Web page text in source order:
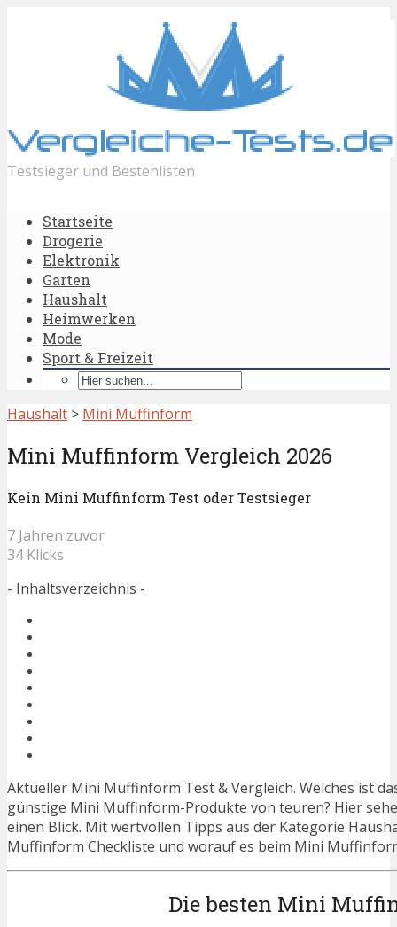
Testsieger und Bestenlisten
Startseite
Drogerie
Elektronik
Garten
Haushalt
Heimwerken
Mode
Sport & Freizeit
Haushalt > Mini Muffinform
Mini Muffinform Vergleich 2026
Kein Mini Muffinform Test oder Testsieger
7 Jahren zuvor
34 Klicks
- Inhaltsverzeichnis -
Aktueller Mini Muffinform Test & Vergleich. Welches ist
günstige Mini Muffinform-Produkte von teuren? Hier
einen Blick. Mit wertvollen Tipps aus der Kategorie
Muffinform Checkliste und worauf es beim Mini
Die besten Mini